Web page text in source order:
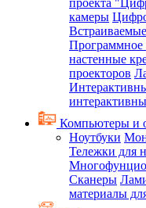
проекта
камеры
Программное
настенные
проекторов
Компьютеры и
Ноутбуки
Тележки для
Сканеры
материалы